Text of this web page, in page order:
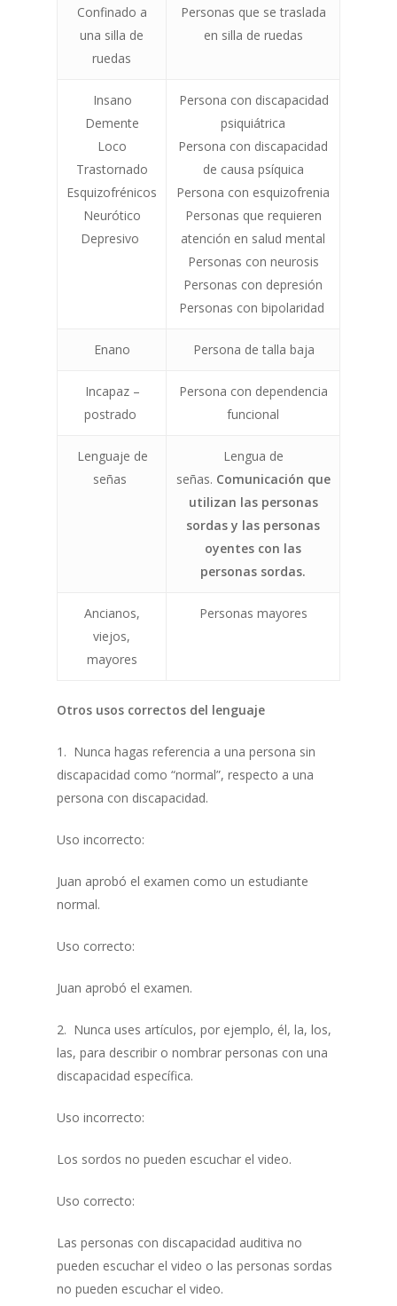
Confinado a
una silla de
ruedas
Personas que se traslada
en silla de ruedas
Insano
Demente
Loco
Trastornado
Esquizofrénicos
Neurótico
Depresivo
Persona con discapacidad
psiquiátrica
Persona con discapacidad
de causa psíquica
Persona con esquizofrenia
Personas que requieren
atención en salud mental
Personas con neurosis
Personas con depresión
Personas con bipolaridad
Enano Persona de talla baja
Incapaz –
postrado
Persona con dependencia
funcional
Lenguaje de
señas
Lengua de
señas. Comunicación que
utilizan las personas
sordas y las personas
oyentes con las
personas sordas.
Ancianos,
viejos,
mayores
Personas mayores
Otros usos correctos del lenguaje
1. Nunca hagas referencia a una persona sin
discapacidad como “normal”, respecto a una
persona con discapacidad.
Uso incorrecto:
Juan aprobó el examen como un estudiante
normal.
Uso correcto:
Juan aprobó el examen.
2. Nunca uses artículos, por ejemplo, él, la, los,
las, para describir o nombrar personas con una
discapacidad específica.
Uso incorrecto:
Los sordos no pueden escuchar el video.
Uso correcto:
Las personas con discapacidad auditiva no
pueden escuchar el video o las personas sordas
no pueden escuchar el video.